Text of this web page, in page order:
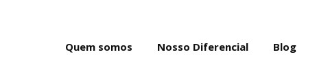
Quem somos Nosso Diferencial Blog